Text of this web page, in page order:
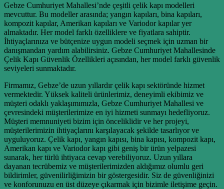
Gebze Cumhuriyet Mahallesi’nde çeşitli çelik kapı modelleri
mevcuttur. Bu modeller arasında; yangın kapıları, bina kapıları,
kompozit kapılar, Amerikan kapıları ve Variodor kapılar yer
almaktadır. Her model farklı özelliklere ve fiyatlara sahiptir.
İhtiyaçlarınıza ve bütçenize uygun modeli seçmek için uzman bir
danışmandan yardım alabilirsiniz. Gebze Cumhuriyet Mahallesinde
Çelik Kapı Güvenlik Özellikleri açısından, her model farklı güvenlik
seviyeleri sunmaktadır.
Firmamız, Gebze’de uzun yıllardır çelik kapı sektöründe hizmet
vermektedir. Yüksek kaliteli ürünlerimiz, deneyimli ekibimiz ve
müşteri odaklı yaklaşımımızla, Gebze Cumhuriyet Mahallesi ve
çevresindeki müşterilerimize en iyi hizmeti sunmayı hedefliyoruz.
Müşteri memnuniyeti bizim için önceliklidir ve her projeyi,
müşterilerimizin ihtiyaçlarını karşılayacak şekilde tasarlıyor ve
uyguluyoruz. Çelik kapı, yangın kapısı, bina kapısı, kompozit kapı,
Amerikan kapı ve Variodor kapı gibi geniş bir ürün yelpazesi
sunarak, her türlü ihtiyaca cevap verebiliyoruz. Uzun yıllara
dayanan tecrübemiz ve müşterilerimizden aldığımız olumlu geri
bildirimler, güvenilirliğimizin bir göstergesidir. Siz de güvenliğinizi
ve konforunuzu en üst düzeye çıkarmak için bizimle iletişime geçin.